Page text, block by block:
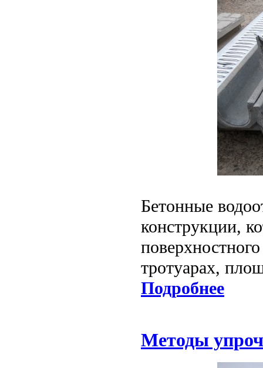
Бетонные
конструкции,
тротуарах,
Подробнее
Методы